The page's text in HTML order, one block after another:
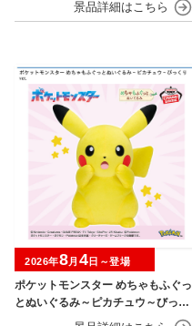
ポケットモンスター めちゃもふぐっ
とぬいぐるみ～ピカチュウ～びっく
2026年8月 4 日～登場